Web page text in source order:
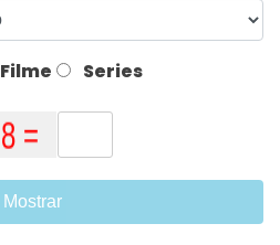
Filme Series
Mostrar